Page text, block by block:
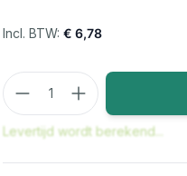
€ 6,78
Aantal
Levertijd wordt berekend...